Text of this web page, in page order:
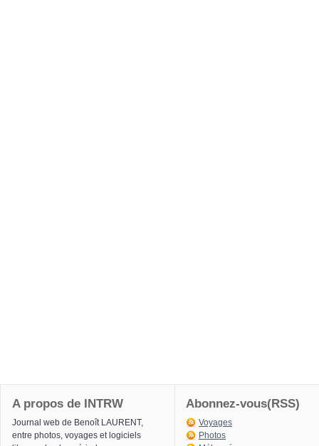
A propos de INTRW
Journal web de Benoît LAURENT,
entre photos, voyages et logiciels
Abonnez-vous(RSS)
Voyages
Photos